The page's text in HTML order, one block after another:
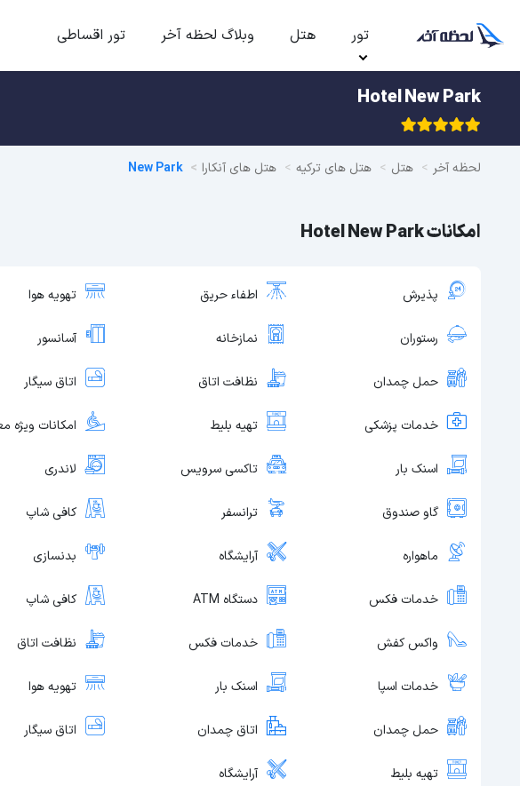
تور هتل وبلاگ لحظه آخر تور اقساطی
Hotel New Park
لحظه آخر هتل هتل های ترکیه هتل های آنکارا New Park
امکانات Hotel New Park
پذیرش اطفاء حریق تهویه هوا
رستوران نمازخانه آسانسور
حمل چمدان نظافت اتاق اتاق سیگار
خدمات پزشکی تهیه بلیط امکانات ویژه
اسنک بار تاکسی سرویس لاندری
گاو صندوق ترانسفر کافی شاپ
ماهواره آرایشگاه بدنسازی
خدمات فکس دستگاه ATM کافی شاپ
واکس کفش خدمات فکس نظافت اتاق
خدمات اسپا اسنک بار تهویه هوا
حمل چمدان اتاق چمدان اتاق سیگار
تهیه بلیط آرایشگاه